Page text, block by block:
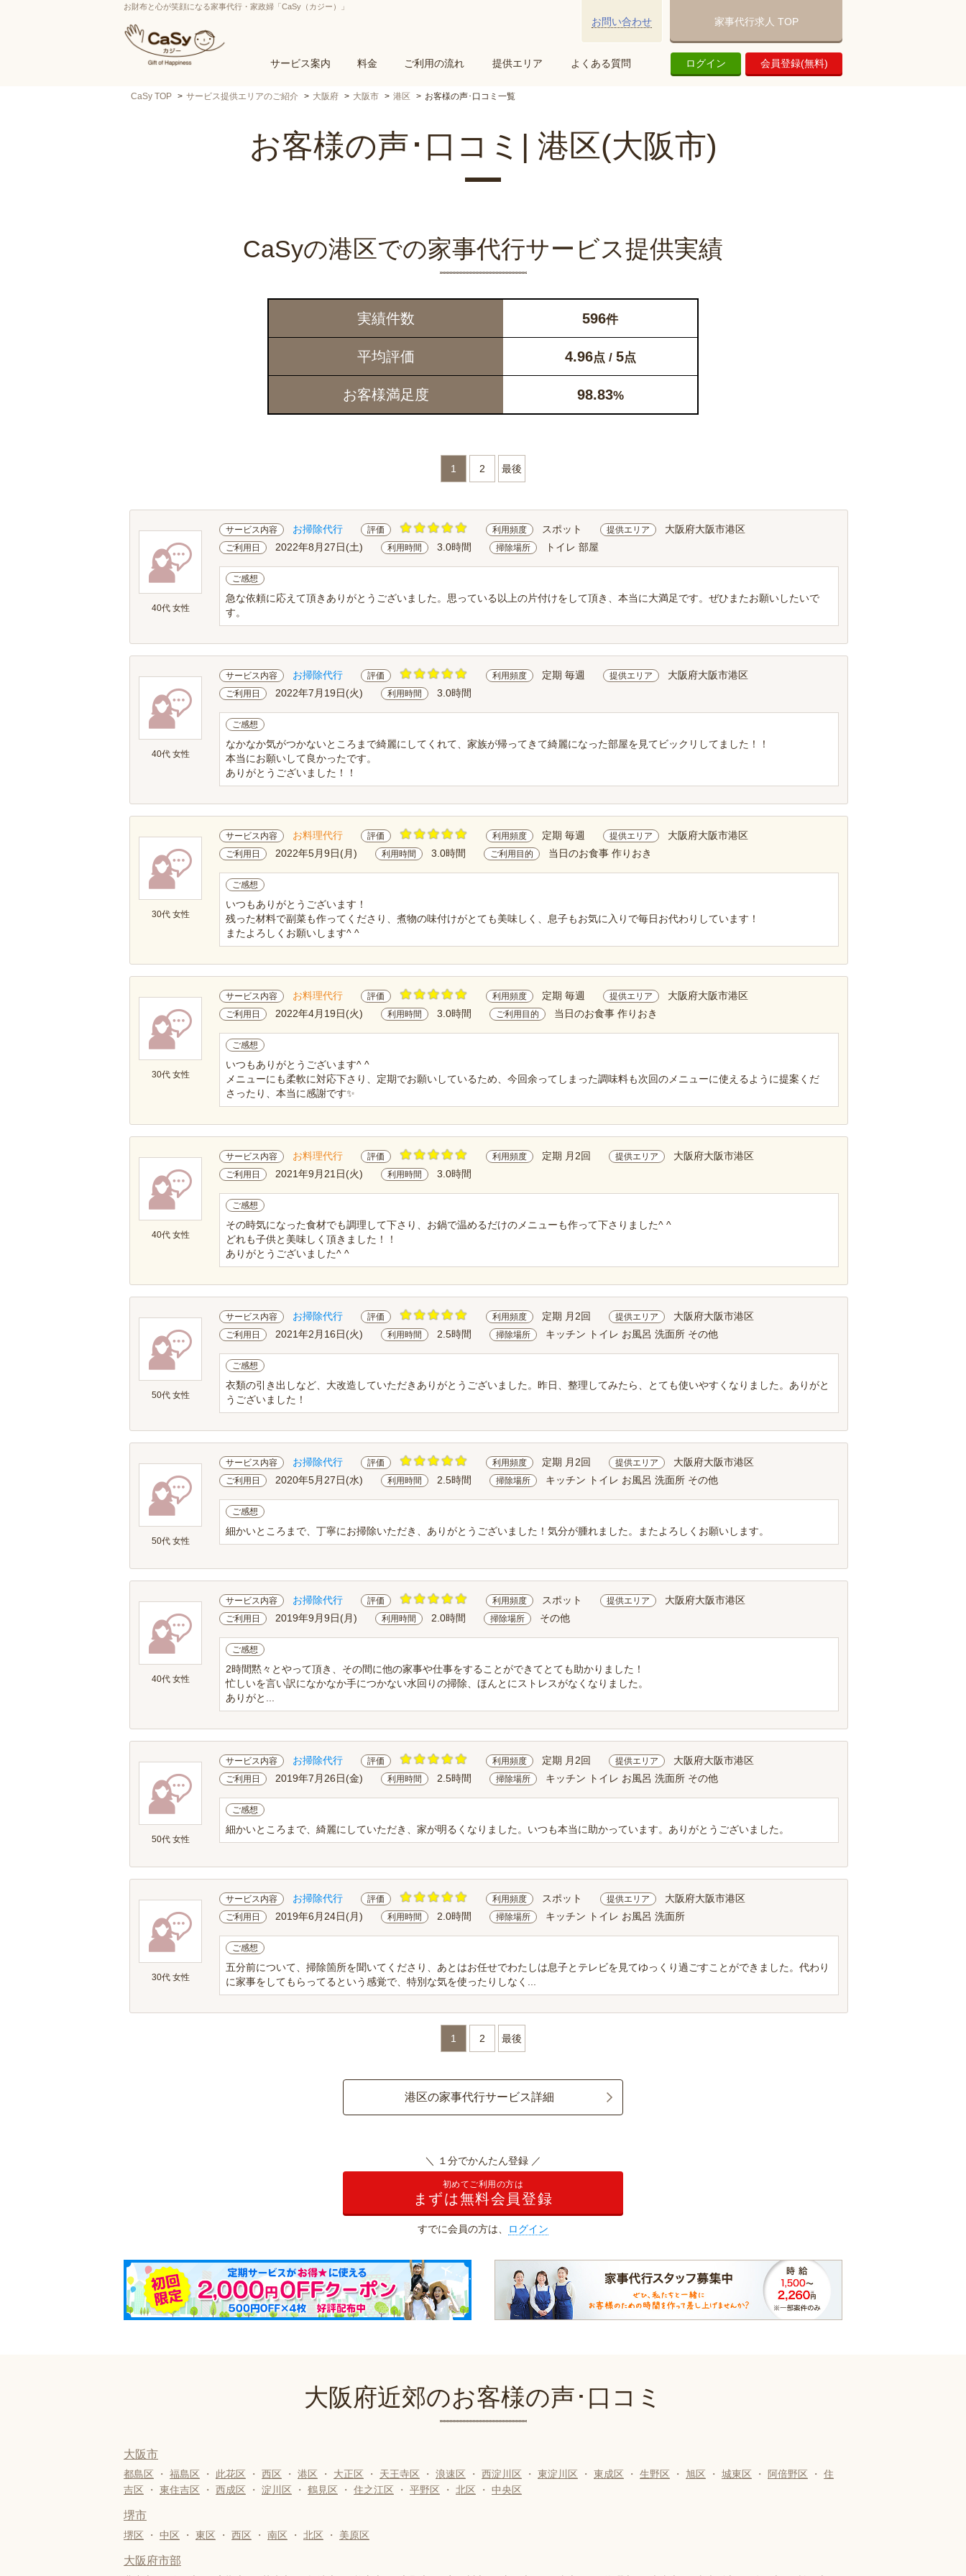
お財布と心が笑顔になる家事代行・家政婦「CaSy（カジー）」
サービス案内 料金 ご利用の流れ 提供エリア よくある質問 ログイン 会員登録(無料)
お問い合わせ 家事代行求人 TOP
CaSy TOP サービス提供エリアのご紹介 大阪府 大阪市 港区 お客様の声･口コミ一覧
お客様の声･口コミ| 港区(大阪市)
CaSyの港区での家事代行サービス提供実績
実績件数 596件
平均評価 4.96点 / 5点
お客様満足度 98.83%
1 2 最後
40代 女性
サービス内容 お掃除代行 評価 利用頻度 スポット 提供エリア 大阪府大阪市港区
ご利用日 2022年8月27日(土) 利用時間 3.0時間 掃除場所 トイレ 部屋
ご感想
急な依頼に応えて頂きありがとうございました。思っている以上の片付けをして頂き、本当に大満足です。ぜひまたお願いしたいで
す。
40代 女性
サービス内容 お掃除代行 評価 利用頻度 定期 毎週 提供エリア 大阪府大阪市港区
ご利用日 2022年7月19日(火) 利用時間 3.0時間
ご感想
なかなか気がつかないところまで綺麗にしてくれて、家族が帰ってきて綺麗になった部屋を見てビックリしてました！！
本当にお願いして良かったです。
ありがとうございました！！
30代 女性
サービス内容 お料理代行 評価 利用頻度 定期 毎週 提供エリア 大阪府大阪市港区
ご利用日 2022年5月9日(月) 利用時間 3.0時間 ご利用目的 当日のお食事 作りおき
ご感想
いつもありがとうございます！
残った材料で副菜も作ってくださり、煮物の味付けがとても美味しく、息子もお気に入りで毎日お代わりしています！
またよろしくお願いします^ ^
30代 女性
サービス内容 お料理代行 評価 利用頻度 定期 毎週 提供エリア 大阪府大阪市港区
ご利用日 2022年4月19日(火) 利用時間 3.0時間 ご利用目的 当日のお食事 作りおき
ご感想
いつもありがとうございます^ ^
メニューにも柔軟に対応下さり、定期でお願いしているため、今回余ってしまった調味料も次回のメニューに使えるように提案くだ
さったり、本当に感謝です✨
40代 女性
サービス内容 お料理代行 評価 利用頻度 定期 月2回 提供エリア 大阪府大阪市港区
ご利用日 2021年9月21日(火) 利用時間 3.0時間
ご感想
その時気になった食材でも調理して下さり、お鍋で温めるだけのメニューも作って下さりました^ ^
どれも子供と美味しく頂きました！！
ありがとうございました^ ^
50代 女性
サービス内容 お掃除代行 評価 利用頻度 定期 月2回 提供エリア 大阪府大阪市港区
ご利用日 2021年2月16日(火) 利用時間 2.5時間 掃除場所 キッチン トイレ お風呂 洗面所 その他
ご感想
衣類の引き出しなど、大改造していただきありがとうございました。昨日、整理してみたら、とても使いやすくなりました。ありがと
うございました！
50代 女性
サービス内容 お掃除代行 評価 利用頻度 定期 月2回 提供エリア 大阪府大阪市港区
ご利用日 2020年5月27日(水) 利用時間 2.5時間 掃除場所 キッチン トイレ お風呂 洗面所 その他
ご感想
細かいところまで、丁寧にお掃除いただき、ありがとうございました！気分が腫れました。またよろしくお願いします。
40代 女性
サービス内容 お掃除代行 評価 利用頻度 スポット 提供エリア 大阪府大阪市港区
ご利用日 2019年9月9日(月) 利用時間 2.0時間 掃除場所 その他
ご感想
2時間黙々とやって頂き、その間に他の家事や仕事をすることができてとても助かりました！
忙しいを言い訳になかなか手につかない水回りの掃除、ほんとにストレスがなくなりました。
ありがと...
50代 女性
サービス内容 お掃除代行 評価 利用頻度 定期 月2回 提供エリア 大阪府大阪市港区
ご利用日 2019年7月26日(金) 利用時間 2.5時間 掃除場所 キッチン トイレ お風呂 洗面所 その他
ご感想
細かいところまで、綺麗にしていただき、家が明るくなりました。いつも本当に助かっています。ありがとうございました。
30代 女性
サービス内容 お掃除代行 評価 利用頻度 スポット 提供エリア 大阪府大阪市港区
ご利用日 2019年6月24日(月) 利用時間 2.0時間 掃除場所 キッチン トイレ お風呂 洗面所
ご感想
五分前について、掃除箇所を聞いてくださり、あとはお任せでわたしは息子とテレビを見てゆっくり過ごすことができました。代わり
に家事をしてもらってるという感覚で、特別な気を使ったりしなく...
1 2 最後
港区の家事代行サービス詳細
＼ １分でかんたん登録 ／
初めてご利用の方は
まずは無料会員登録
すでに会員の方は、 ログイン
大阪府近郊のお客様の声･口コミ
大阪市
都島区 ・ 福島区 ・ 此花区 ・ 西区 ・ 港区 ・ 大正区 ・ 天王寺区 ・ 浪速区 ・ 西淀川区 ・ 東淀川区 ・ 東成区 ・ 生野区 ・ 旭区 ・ 城東区 ・ 阿倍野区 ・ 住
吉区 ・ 東住吉区 ・ 西成区 ・ 淀川区 ・ 鶴見区 ・ 住之江区 ・ 平野区 ・ 北区 ・ 中央区
堺市
堺区 ・ 中区 ・ 東区 ・ 西区 ・ 南区 ・ 北区 ・ 美原区
大阪府市部